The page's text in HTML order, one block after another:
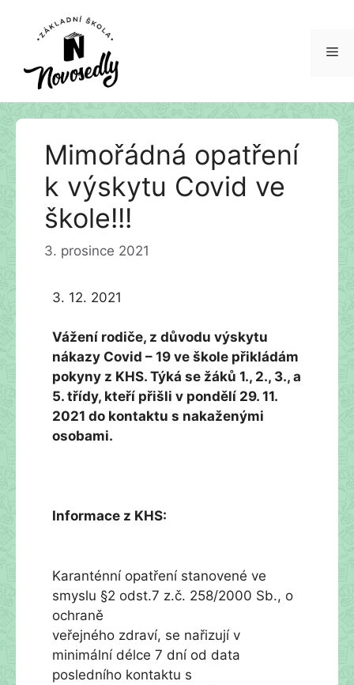
Přeskočit
Mimořádná opatření
k výskytu Covid ve
škole!!!
3. prosince 2021
3. 12. 2021
Vážení rodiče, z důvodu výskytu
nákazy Covid – 19 ve škole přikládám
pokyny z KHS. Týká se žáků 1., 2., 3., a
5. třídy, kteří přišli v pondělí 29. 11.
2021 do kontaktu s nakaženými
osobami.
Informace z KHS:
Karanténní opatření stanovené ve
smyslu §2 odst.7 z.č. 258/2000 Sb., o
ochraně
veřejného zdraví, se nařizují v
minimální délce 7 dní od data
posledního kontaktu s